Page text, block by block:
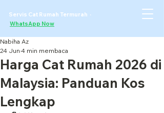
Servis Cat Rumah Termurah ·
WhatsApp Now
Harga Cat Rumah 2026 di
Malaysia: Panduan Kos
Lengkap
Nabiha Az
24 Jun 4 min membaca